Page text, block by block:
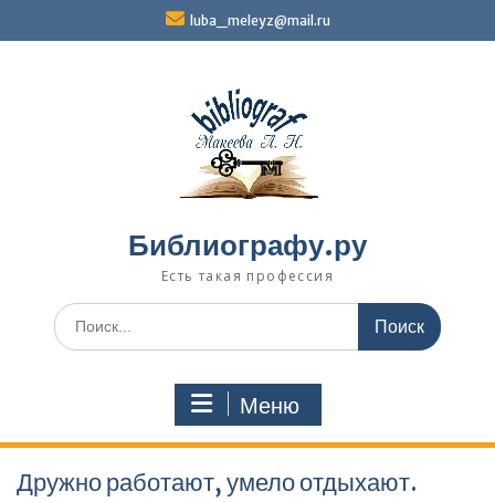
luba_meleyz@mail.ru
Библиографу.ру
Есть такая профессия
Поиск
по:
Меню
Дружно работают, умело отдыхают.